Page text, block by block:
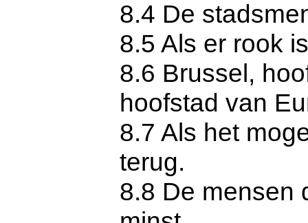
8.4 De
8.5 Als er rook
8.6 Brussel,
hoofstad van
8.7 Als het
terug.
8.8 De mensen